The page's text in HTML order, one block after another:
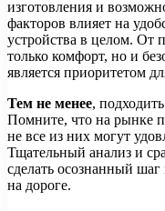
изготовления и
факторов влияет на
устройства в целом. От
только комфорт, но и
является приоритетом
Тем не менее,
Помните, что на рынке
не все из них могут
Тщательный анализ и
сделать осознанный
на дороге.